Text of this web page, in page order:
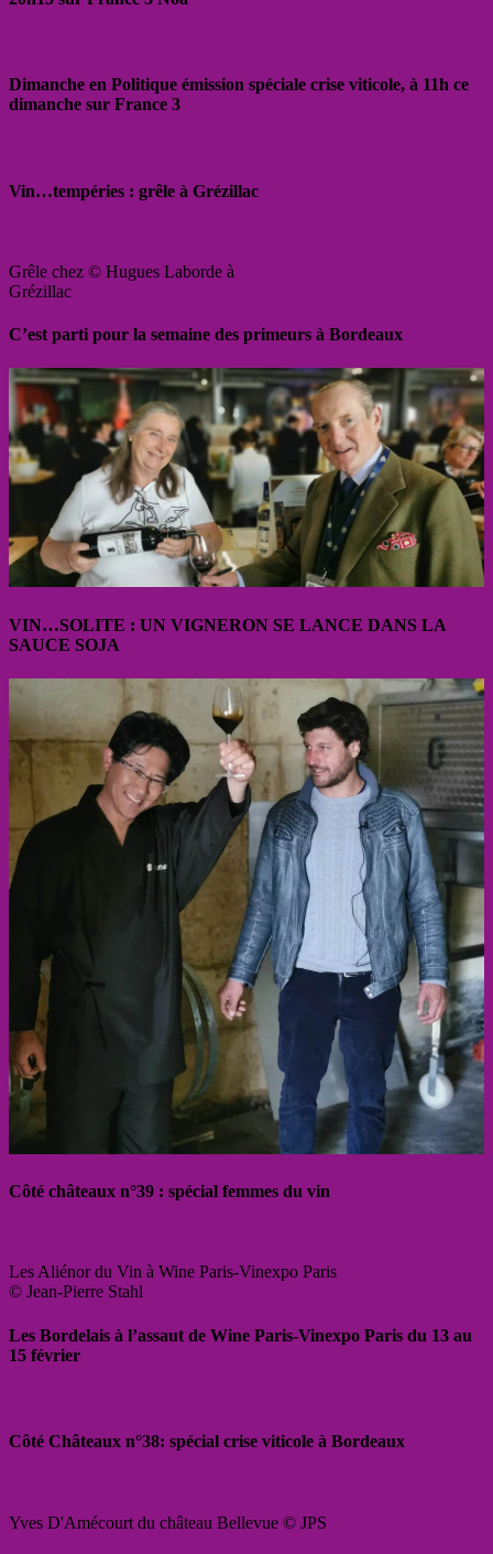
Dimanche en Politique émission spéciale crise viticole, à 11h ce
dimanche sur France 3
Vin…tempéries : grêle à Grézillac
Grêle chez © Hugues Laborde à
Grézillac
C’est parti pour la semaine des primeurs à Bordeaux
VIN…SOLITE : UN VIGNERON SE LANCE DANS LA
SAUCE SOJA
Côté châteaux n°39 : spécial femmes du vin
Les Aliénor du Vin à Wine Paris-Vinexpo Paris
© Jean-Pierre Stahl
Les Bordelais à l’assaut de Wine Paris-Vinexpo Paris du 13 au
15 février
Côté Châteaux n°38: spécial crise viticole à Bordeaux
Yves D'Amécourt du château Bellevue © JPS